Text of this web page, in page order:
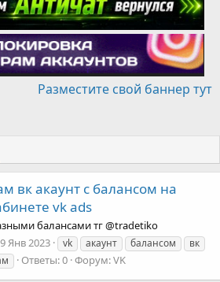
Разместите свой баннер тут
вк акаунт с балансом на
vk ads
балансами тг @tradetiko
Янв 2023 vk акаунт балансом
вк
Ответы: 0 Форум:VK